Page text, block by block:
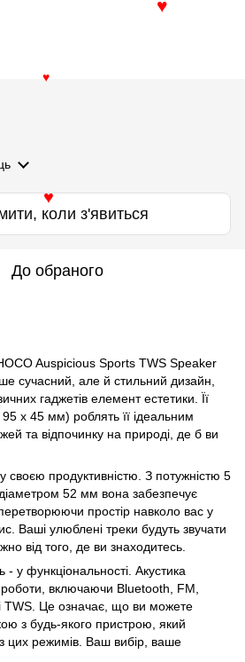
коли з'явиться
До обраного
Auspicious Sports TWS Speaker
сучасний, але й стильний дизайн,
гаджетів елемент естетики. Її
x 45 мм) роблять її ідеальним
та відпочинку на природі, де б ви
своєю продуктивністю. З потужністю 5
52 мм вона забезпечує
простір навколо вас у
Ваші улюблені треки будуть звучати
від того, де ви знаходитесь.
- у функціональності. Акустика
роботи, включаючи Bluetooth, FM,
TWS. Це означає, що ви можете
з будь-якого пристрою, який
цих режимів. Ваш вибір, ваше
♥
♥